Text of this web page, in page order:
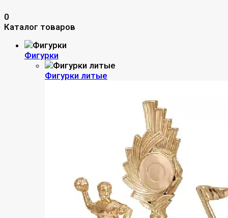
0
Каталог товаров
Фигурки
Фигурки литые